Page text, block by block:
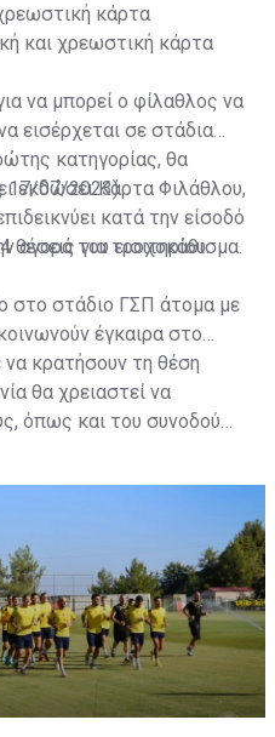
κάρτα
και χρεωστική κάρτα
να μπορεί ο φίλαθλος να
εισέρχεται σε στάδια
κατηγορίας, θα
εκδώσει Κάρτα Φιλάθλου,
κατά την είσοδό
αγορά του εισιτηρίου.
17/07/2023)
θέσεις για τροχοκάθισμα.
στο στάδιο ΓΣΠ άτομα με
έγκαιρα στο
κρατήσουν τη θέση
θα χρειαστεί να
όπως και του συνοδού
αυτοκινήτου,